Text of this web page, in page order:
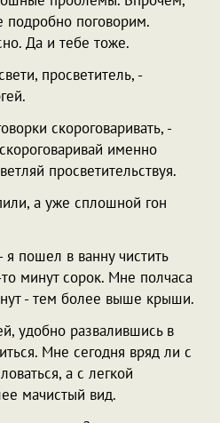
поговорим.
Да и тебе тоже.
просветитель, -
скороговаривать, -
именно
просветительствуя.
а уже сплошной гон
я пошел в ванну чистить
минут сорок. Мне полчаса
- тем более выше крыши.
удобно развалившись в
Мне сегодня вряд ли с
а с легкой
мачистый вид.